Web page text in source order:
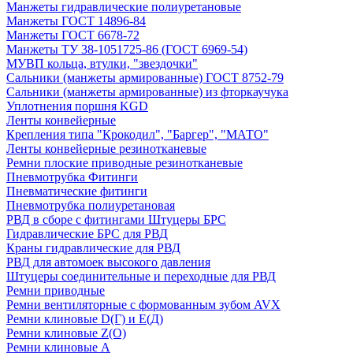
Манжеты гидравлические полиуретановые
Манжеты ГОСТ 14896-84
Манжеты ГОСТ 6678-72
Манжеты ТУ 38-1051725-86 (ГОСТ 6969-54)
МУВП кольца, втулки, "звездочки"
Сальники (манжеты армированные) ГОСТ 8752-79
Сальники (манжеты армированные) из фторкаучука
Уплотнения поршня KGD
Ленты конвейерные
Крепления типа "Крокодил", "Баргер", "МАТО"
Ленты конвейерные резинотканевые
Ремни плоские приводные резинотканевые
Пневмотрубка Фитинги
Пневматические фитинги
Пневмотрубка полиуретановая
РВД в сборе с фитингами Штуцеры БРС
Гидравлические БРС для РВД
Краны гидравлические для РВД
РВД для автомоек высокого давления
Штуцеры соединительные и переходные для РВД
Ремни приводные
Ремни вентиляторные с формованным зубом AVX
Ремни клиновые D(Г) и Е(Д)
Ремни клиновые Z(О)
Ремни клиновые А